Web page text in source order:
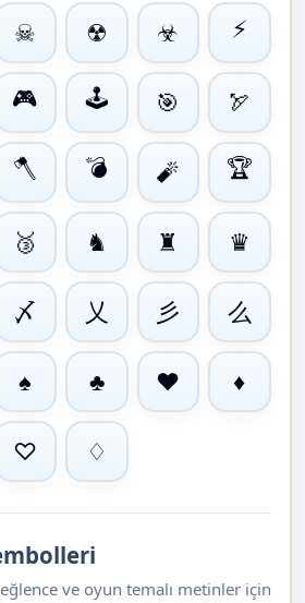
☠ ☢ ☣ ⚡
🎮 🕹 🎯 🏹
🪓 💣 🧨 🏆
🥉 ♞ ♜ ♛
〆 乂 彡 么
♠ ♣ ♥ ♦
♡ ♢
ve oyun temalı metinler için